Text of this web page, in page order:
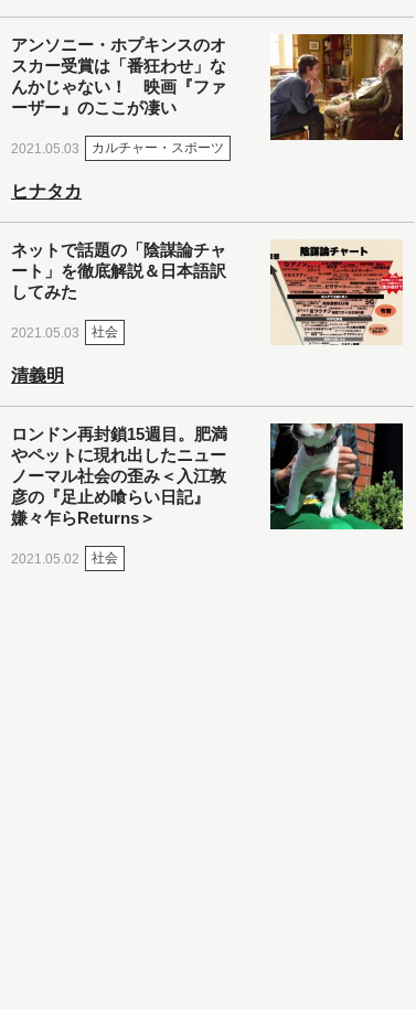
アンソニー・ホプキンスのオ
スカー受賞は「番狂わせ」な
んかじゃない！ 映画『ファ
ーザー』のここが凄い
2021.05.03 カルチャー・スポーツ
ヒナタカ
ネットで話題の「陰謀論チャ
ート」を徹底解説＆日本語訳
してみた
2021.05.03 社会
清義明
ロンドン再封鎖15週目。肥満
やペットに現れ出したニュー
ノーマル社会の歪み＜入江敦
彦の『足止め喰らい日記』
嫌々乍らReturns＞
2021.05.02 社会